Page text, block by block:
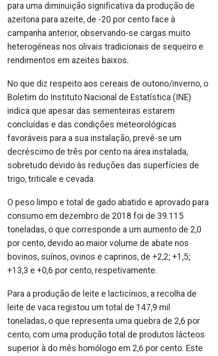
para uma diminuição significativa da produção de
azeitona para azeite, de -20 por cento face à
campanha anterior, observando-se cargas muito
heterogéneas nos olivais tradicionais de sequeiro e
rendimentos em azeites baixos.
No que diz respeito aos cereais de outono/inverno, o
Boletim do Instituto Nacional de Estatística (INE)
indica que apesar das sementeiras estarem
concluídas e das condições meteorológicas
favoráveis para a sua instalação, prevê-se um
decréscimo de três por cento na área instalada,
sobretudo devido às reduções das superfícies de
trigo, triticale e cevada.
O peso limpo e total de gado abatido e aprovado para
consumo em dezembro de 2018 foi de 39.115
toneladas, o que corresponde a um aumento de 2,0
por cento, devido ao maior volume de abate nos
bovinos, suínos, ovinos e caprinos, de +2,2; +1,5;
+13,3 e +0,6 por cento, respetivamente.
Para a produção de leite e lacticínios, a recolha de
leite de vaca registou um total de 147,9 mil
toneladas, o que representa uma quebra de 2,6 por
cento, com uma produção total de produtos lácteos
superior à do mês homólogo em 2,6 por cento. Este